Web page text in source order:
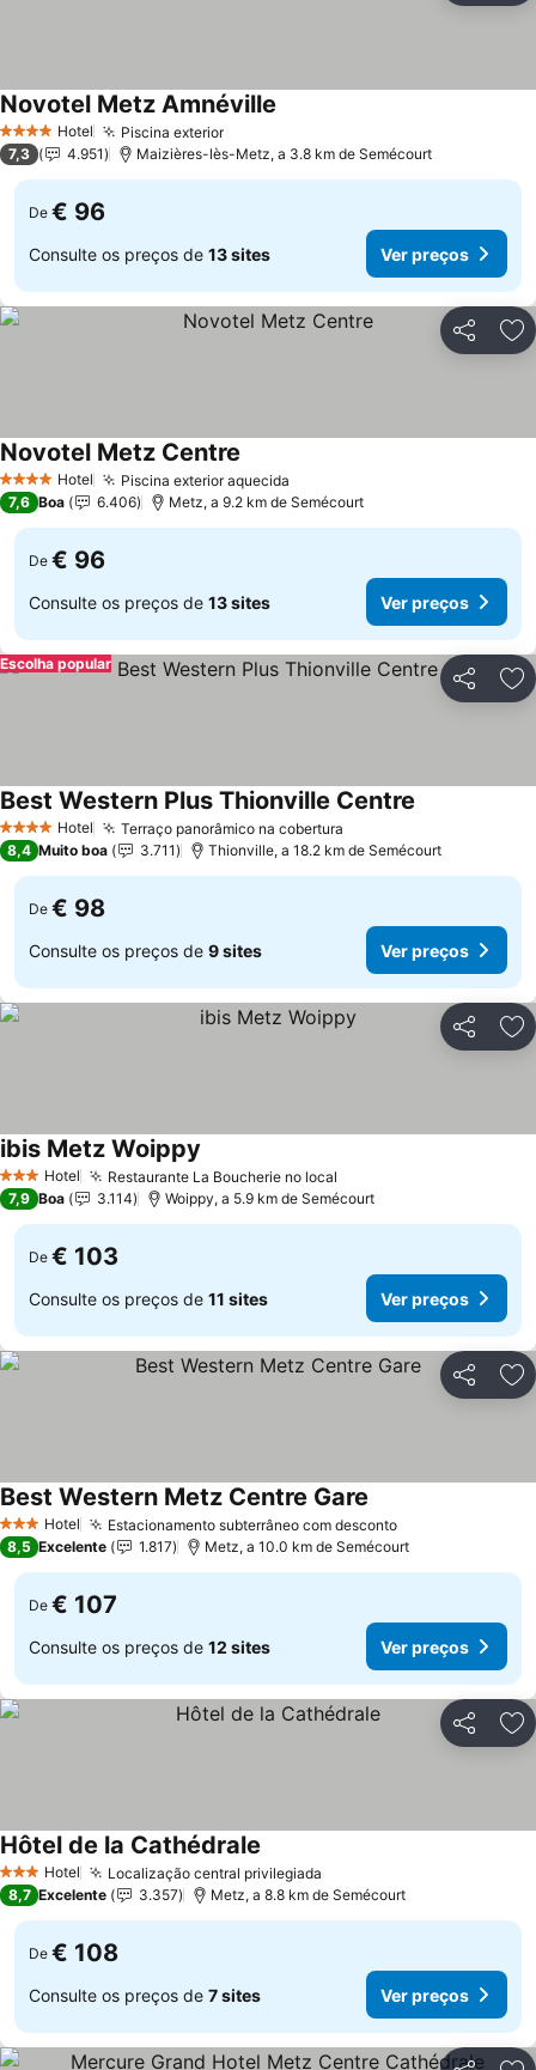
4 EstrelasHotel Piscina exteriorVer preços
Novotel Metz Amnéville
7,3 4.951 Maizières-lès-Metz, a 3.8 km de Semécourt
De € 96
Consulte os preços de 13 sites Ver preços
Partilhar
4 EstrelasHotel Piscina exterior aquecida
Novotel Metz Centre
7,6 Boa 6.406 Metz, a 9.2 km de Semécourt
De € 96
Consulte os preços de 13 sites Ver preços
Partilhar
Escolha popular
4 EstrelasHotel Terraço panorâmico na cobertura
Best Western Plus Thionville Centre
8,4 Muito boa 3.711 Thionville, a 18.2 km de Semécourt
De € 98
Consulte os preços de 9 sites Ver preços
Partilhar
3 EstrelasHotel Restaurante La Boucherie no local
ibis Metz Woippy
7,9 Boa 3.114 Woippy, a 5.9 km de Semécourt
De € 103
Consulte os preços de 11 sites Ver preços
Partilhar
3 EstrelasHotel Estacionamento subterrâneo com descontoVer preços
Best Western Metz Centre Gare
8,5 Excelente 1.817 Metz, a 10.0 km de Semécourt
De € 107
Consulte os preços de 12 sites Ver preços
Partilhar
3 EstrelasHotel Localização central privilegiada
Hôtel de la Cathédrale
8,7 Excelente 3.357 Metz, a 8.8 km de Semécourt
De € 108
Consulte os preços de 7 sites Ver preços